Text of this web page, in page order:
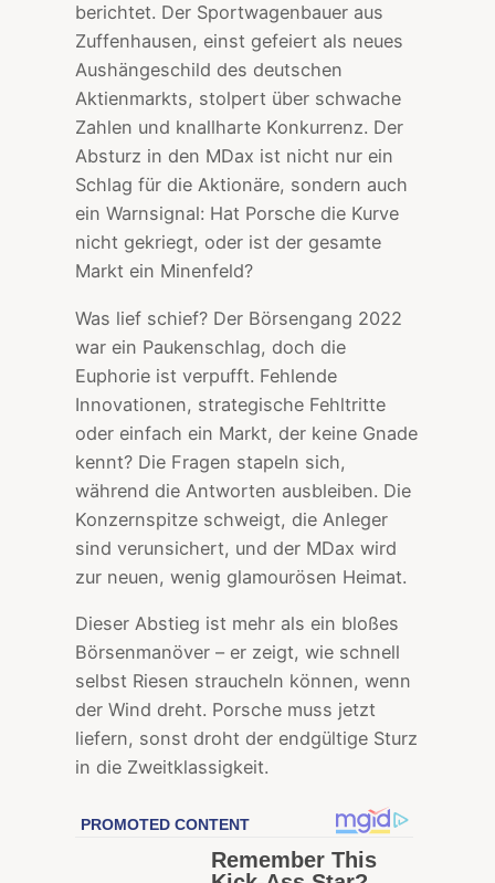
berichtet. Der Sportwagenbauer aus
Zuffenhausen, einst gefeiert als neues
Aushängeschild des deutschen
Aktienmarkts, stolpert über schwache
Zahlen und knallharte Konkurrenz. Der
Absturz in den MDax ist nicht nur ein
Schlag für die Aktionäre, sondern auch
ein Warnsignal: Hat Porsche die Kurve
nicht gekriegt, oder ist der gesamte
Markt ein Minenfeld?
Was lief schief? Der Börsengang 2022
war ein Paukenschlag, doch die
Euphorie ist verpufft. Fehlende
Innovationen, strategische Fehltritte
oder einfach ein Markt, der keine Gnade
kennt? Die Fragen stapeln sich,
während die Antworten ausbleiben. Die
Konzernspitze schweigt, die Anleger
sind verunsichert, und der MDax wird
zur neuen, wenig glamourösen Heimat.
Dieser Abstieg ist mehr als ein bloßes
Börsenmanöver – er zeigt, wie schnell
selbst Riesen straucheln können, wenn
der Wind dreht. Porsche muss jetzt
liefern, sonst droht der endgültige Sturz
in die Zweitklassigkeit.